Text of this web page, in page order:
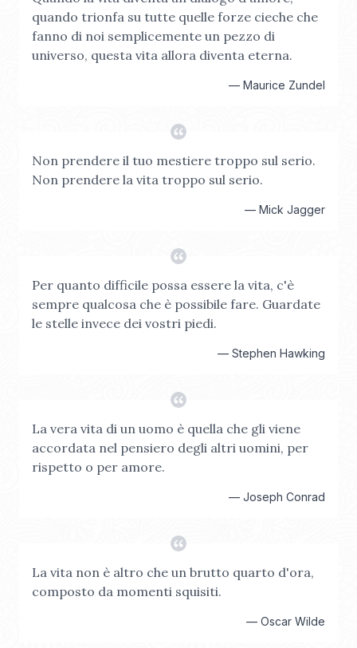
quando trionfa su tutte quelle forze cieche che
fanno di noi semplicemente un pezzo di
universo, questa vita allora diventa eterna.
— Maurice Zundel
Non prendere il tuo mestiere troppo sul serio.
Non prendere la vita troppo sul serio.
— Mick Jagger
Per quanto difficile possa essere la vita, c'è
sempre qualcosa che è possibile fare. Guardate
le stelle invece dei vostri piedi.
— Stephen Hawking
La vera vita di un uomo è quella che gli viene
accordata nel pensiero degli altri uomini, per
rispetto o per amore.
— Joseph Conrad
La vita non è altro che un brutto quarto d'ora,
composto da momenti squisiti.
— Oscar Wilde